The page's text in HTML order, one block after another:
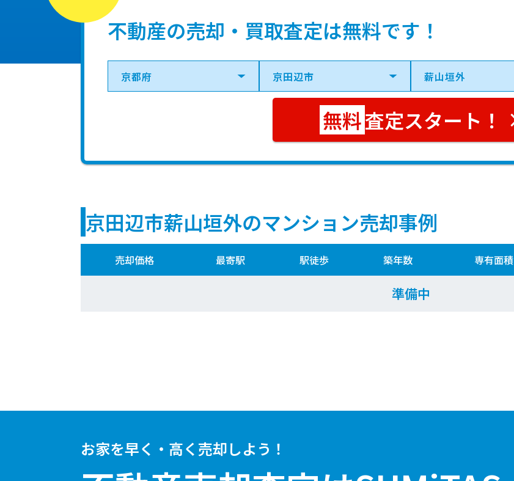
不動産の売却・買取査定は無料です！
査定スタート！
京田辺市薪山垣外のマンション売却事例
売却価格 最寄駅 駅徒歩 築年数 専有面積
準備中
お家を早く・高く売却しよう！